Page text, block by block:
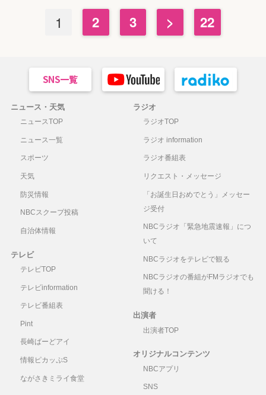
1 2 3 > 22
ニュース・天気
ニュースTOP
ニュース一覧
スポーツ
天気
防災情報
NBCスクープ投稿
自治体情報
テレビ
テレビTOP
テレビinformation
テレビ番組表
Pint
長崎ばーどアイ
情報ピカッぷS
ながさきミライ食堂
ラジオ
ラジオTOP
ラジオ information
ラジオ番組表
リクエスト・メッセージ
「お誕生日おめでとう」メッセー
ジ受付
NBCラジオ「緊急地震速報」につ
いて
NBCラジオをテレビで観る
NBCラジオの番組がFMラジオでも
聞ける！
出演者
出演者TOP
オリジナルコンテンツ
NBCアプリ
SNS